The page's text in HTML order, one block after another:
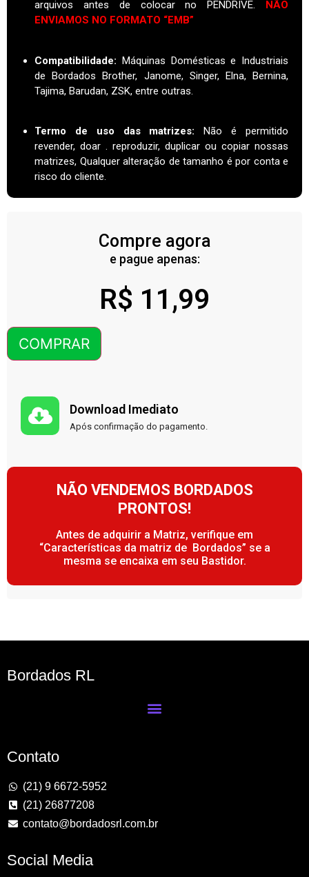
arquivos antes de colocar no PENDRIVE. NÃO
ENVIAMOS NO FORMATO “EMB”
Compatibilidade: Máquinas Domésticas e Industriais
de Bordados Brother, Janome, Singer, Elna, Bernina,
Tajima, Barudan, ZSK, entre outras.
Termo de uso das matrizes:
Não é permitido
revender, doar . reproduzir, duplicar ou copiar nossas
matrizes, Qualquer alteração de tamanho é por conta e
risco do cliente.
Compre agora
e pague apenas:
R$ 11,99
COMPRAR
Download Imediato
Após confirmação do pagamento.
NÃO VENDEMOS BORDADOS
PRONTOS!
Antes de adquirir a Matriz, verifique em
“Características da matriz de Bordados” se a
mesma se encaixa em seu Bastidor.
Bordados RL
Contato
(21) 9 6672-5952
(21) 26877208
contato@bordadosrl.com.br
Social Media